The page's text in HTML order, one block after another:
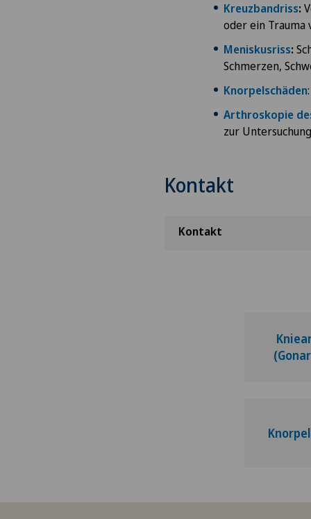
Kreuzbandriss:
oder ein Trauma
Meniskusriss:
Schmerzen,
Knorpelschäden
Arthroskopie
zur
Kontakt
Kontakt